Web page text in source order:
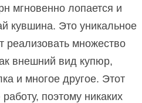
мгновенно лопается и
кувшина. Это уникальное
реализовать множество
внешний вид купюр,
и многое другое. Этот
поэтому никаких